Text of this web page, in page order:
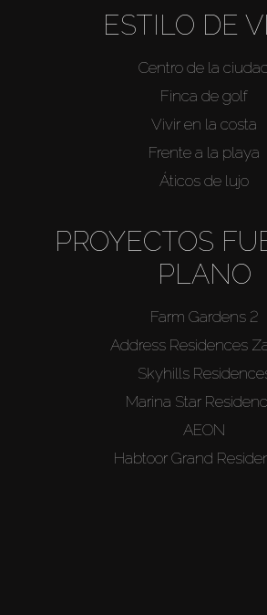
ESTILO DE
Centro de la
Finca de golf
Vivir en la costa
Frente a la playa
Áticos de lujo
PROYECTOS
PLANO
Farm Gardens 2
Address Residences
Skyhills
Marina Star
AEON
Habtoor Grand